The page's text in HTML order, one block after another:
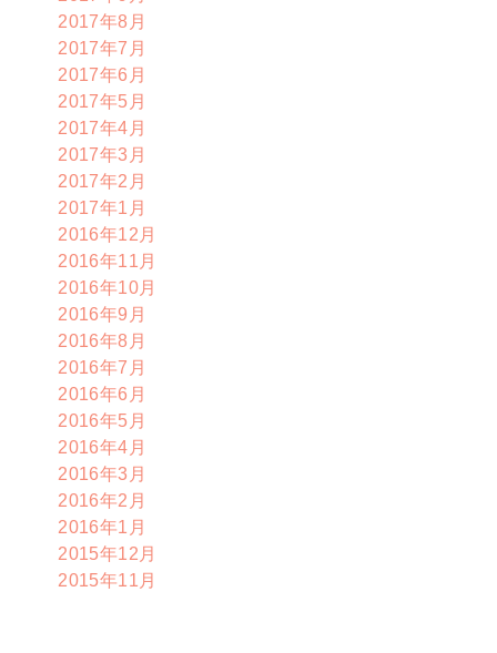
2017年8月
2017年7月
2017年6月
2017年5月
2017年4月
2017年3月
2017年2月
2017年1月
2016年12月
2016年11月
2016年10月
2016年9月
2016年8月
2016年7月
2016年6月
2016年5月
2016年4月
2016年3月
2016年2月
2016年1月
2015年12月
2015年11月